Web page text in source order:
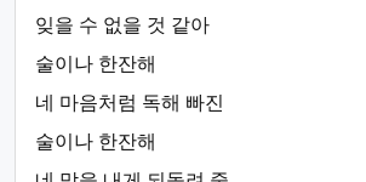
잊을 수 없을 것 같아
술이나 한잔해
네 마음처럼 독해 빠진
술이나 한잔해